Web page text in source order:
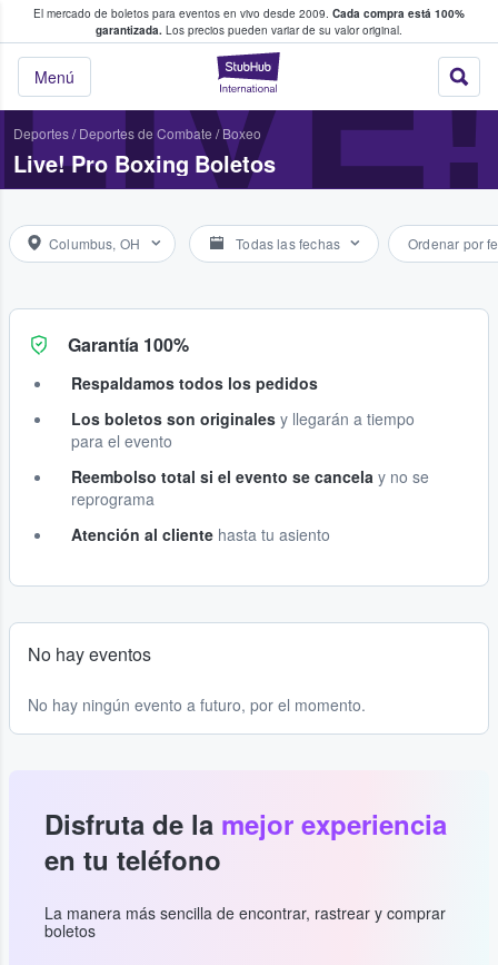
El mercado de boletos para eventos en vivo desde 2009. Cada compra está 100%
garantizada. Los precios pueden variar de su valor original.
StubHub: donde
Menú
fans compran y venden boletos
Deportes/ Deportes de Combate /Boxeo
Live! Pro Boxing Boletos
Columbus, OH Todas las fechas Ordenar por
Garantía 100%
Respaldamos todos los pedidos
Los boletos son originales y llegarán a tiempo
para el evento
Reembolso total si el evento se cancela y no se
reprograma
Atención al cliente hasta tu asiento
No hay eventos
No hay ningún evento a futuro, por el momento.
Disfruta de la mejor experiencia
en tu teléfono
La manera más sencilla de encontrar, rastrear y comprar
boletos